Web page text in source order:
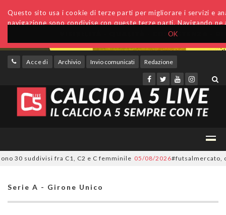
OK
Questo sito usa i cookie di terze parti per migliorare i servizi e
navigazione sono condivise con queste terze parti. Navigando
Accedi Archivio Invio comunicati Redazione
suddivisi fra C1, C2 e C femminile 05/08/2026#futsalmercato, ora è
Serie A - Girone Unico